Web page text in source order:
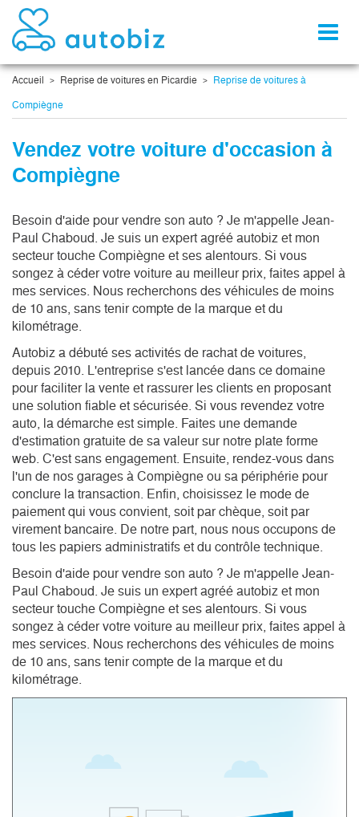
Accueil Reprise de voitures en Picardie Reprise de voitures à
Compiègne
Vendez votre voiture d'occasion à
Compiègne
Besoin d'aide pour vendre son auto ? Je m'appelle Jean-
Paul Chaboud. Je suis un expert agréé autobiz et mon
secteur touche Compiègne et ses alentours. Si vous
songez à céder votre voiture au meilleur prix, faites appel à
mes services. Nous recherchons des véhicules de moins
de 10 ans, sans tenir compte de la marque et du
kilométrage.
Autobiz a débuté ses activités de rachat de voitures,
depuis 2010. L'entreprise s'est lancée dans ce domaine
pour faciliter la vente et rassurer les clients en proposant
une solution fiable et sécurisée. Si vous revendez votre
auto, la démarche est simple. Faites une demande
d'estimation gratuite de sa valeur sur notre plate forme
web. C'est sans engagement. Ensuite, rendez-vous dans
l'un de nos garages à Compiègne ou sa périphérie pour
conclure la transaction. Enfin, choisissez le mode de
paiement qui vous convient, soit par chèque, soit par
virement bancaire. De notre part, nous nous occupons de
tous les papiers administratifs et du contrôle technique.
Besoin d'aide pour vendre son auto ? Je m'appelle Jean-
Paul Chaboud. Je suis un expert agréé autobiz et mon
secteur touche Compiègne et ses alentours. Si vous
songez à céder votre voiture au meilleur prix, faites appel à
mes services. Nous recherchons des véhicules de moins
de 10 ans, sans tenir compte de la marque et du
kilométrage.